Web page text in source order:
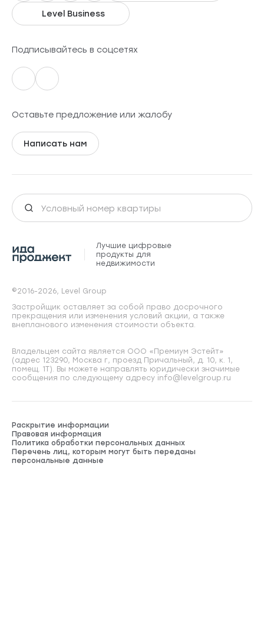
Level Business
Подписывайтесь в соцсетях
Оставьте предложение или жалобу
Написать нам
Лучшие цифровые
продукты для
недвижимости
©2016-2026, Level Group
Застройщик оставляет за собой право досрочного
прекращения или изменения условий акции, а также
внепланового изменения стоимости объекта.
Владельцем сайта является ООО «Премиум Эстейт»
(адрес 123290, Москва г, проезд Причальный, д. 10, к. 1,
помещ. 1Т). Вы можете направлять юридически значимые
сообщения по следующему адресу info@levelgroup.ru
Раскрытие информации
Правовая информация
Политика обработки персональных данных
Перечень лиц, которым могут быть переданы
персональные данные